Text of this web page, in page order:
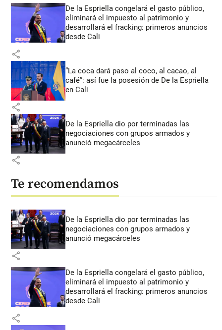
De la Espriella congelará el gasto público,
eliminará el impuesto al patrimonio y
desarrollará el fracking: primeros anuncios
desde Cali
share
“La coca dará paso al coco, al cacao, al
café”: así fue la posesión de De la Espriella
en Cali
share
De la Espriella dio por terminadas las
negociaciones con grupos armados y
anunció megacárceles
share
Te recomendamos
De la Espriella dio por terminadas las
negociaciones con grupos armados y
anunció megacárceles
share
De la Espriella congelará el gasto público,
eliminará el impuesto al patrimonio y
desarrollará el fracking: primeros anuncios
desde Cali
share